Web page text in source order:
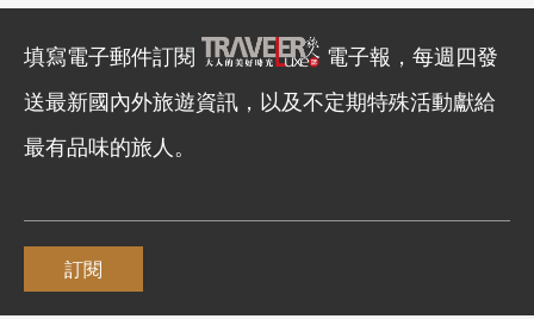
填寫電子郵件訂閱
電子報，每週四發
送最新國內外旅遊資訊，以及不定期特殊活動獻給
最有品味的旅人。
訂閱